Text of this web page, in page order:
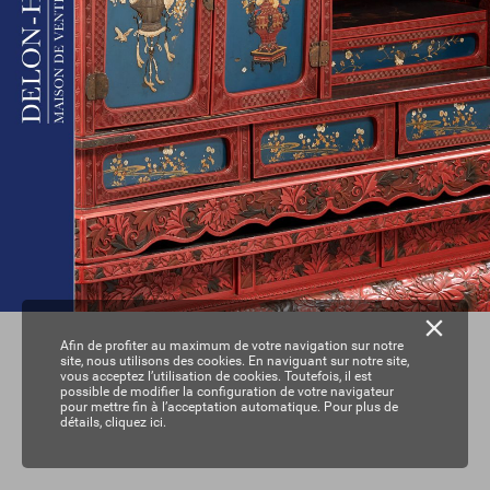
Afin de profiter au maximum de votre navigation sur notre
site, nous utilisons des cookies. En naviguant sur notre site,
vous acceptez l’utilisation de cookies. Toutefois, il est
possible de modifier la configuration de votre navigateur
pour mettre fin à l’acceptation automatique. Pour plus de
détails, cliquez ici.